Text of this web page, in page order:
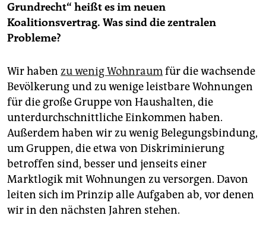
Grundrecht“ heißt es im neuen
Koalitionsvertrag. Was sind die zentralen
Probleme?
Wir haben zu wenig Wohnraumfür die wachsende
Bevölkerung und zu wenige leistbare Wohnungen
für die große Gruppe von Haushalten, die
unterdurchschnittliche Einkommen haben.
Außerdem haben wir zu wenig Belegungsbindung,
um Gruppen, die etwa von Diskriminierung
betroffen sind, besser und jenseits einer
Marktlogik mit Wohnungen zu versorgen. Davon
leiten sich im Prinzip alle Aufgaben ab, vor denen
wir in den nächsten Jahren stehen.